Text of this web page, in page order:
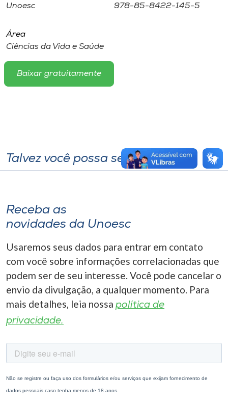
A+
Unoesc
978-85-8422-145-5
Área
Ciências da Vida e Saúde
Baixar gratuitamente
Talvez você possa se interessar
Receba as
novidades da Unoesc
Usaremos seus dados para entrar em contato
com você sobre informações correlacionadas que
podem ser de seu interesse. Você pode cancelar o
envio da divulgação, a qualquer momento. Para
mais detalhes, leia nossa política de
privacidade.